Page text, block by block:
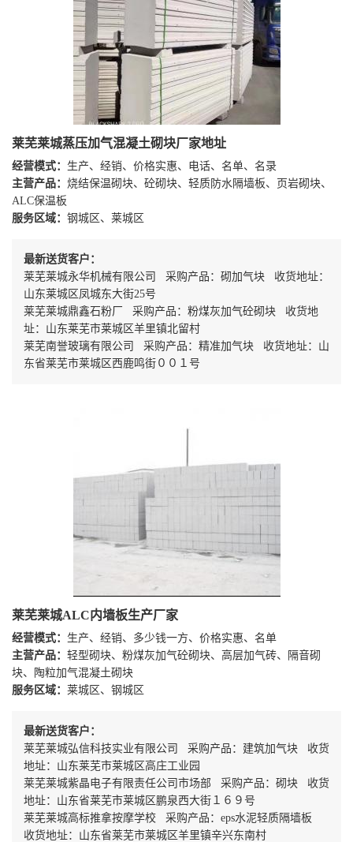
莱芜莱城蒸压加气混凝土砌块厂家地址
经营模式： 生产、经销、价格实惠、电话、名单、名录
主营产品： 烧结保温砌块、砼砌块、轻质防水隔墙板、页岩砌块、
ALC保温板
服务区域： 钢城区、莱城区
最新送货客户：
莱芜莱城永华机械有限公司 采购产品：砌加气块 收货地址：
山东莱城区凤城东大街25号
莱芜莱城鼎鑫石粉厂 采购产品：粉煤灰加气砼砌块 收货地
址：山东莱芜市莱城区羊里镇北留村
莱芜南誉玻璃有限公司 采购产品：精准加气块 收货地址：山
东省莱芜市莱城区西鹿鸣街００１号
莱芜莱城ALC内墙板生产厂家
经营模式： 生产、经销、多少钱一方、价格实惠、名单
主营产品： 轻型砌块、粉煤灰加气砼砌块、高层加气砖、隔音砌
块、陶粒加气混凝土砌块
服务区域： 莱城区、钢城区
最新送货客户：
莱芜莱城弘信科技实业有限公司 采购产品：建筑加气块 收货
地址：山东莱芜市莱城区高庄工业园
莱芜莱城紫晶电子有限责任公司市场部 采购产品：砌块 收货
地址：山东省莱芜市莱城区鹏泉西大街１６９号
莱芜莱城高标推拿按摩学校 采购产品：eps水泥轻质隔墙板
收货地址：山东省莱芜市莱城区羊里镇辛兴东南村